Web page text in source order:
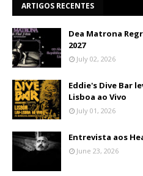
ARTIGOS RECENTES
Dea Matrona
2027
July 02, 2026
Eddie's Dive Bar
Lisboa ao Vivo
July 01, 2026
Entrevista aos
June 23, 2026